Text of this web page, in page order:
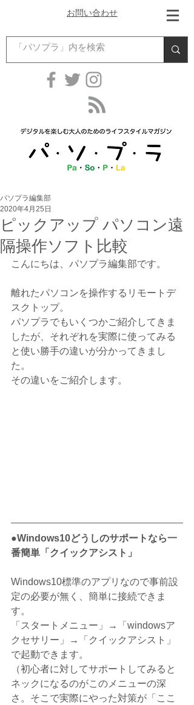
お問い合わせ
ピックアップ パソコン遠
隔操作ソフト比較
パソプラ編集部
2020年4月25日
こんにちは、パソプラ編集部です。
離れたパソコンを操作するリモートデ
スクトップ。
パソプラでもいくつかご紹介してきま
したが、それぞれを実際に使ってみる
と使い勝手の違いが分かってきまし
た。
その違いをご紹介します。
●Windows10どうしのサポートなら一
番簡単「クイックアシスト」
Windows10標準のアプリなので事前設
定の必要が無く、簡単に接続できま
す。
「スタートメニュー」→「windowsア
クセサリー」→「クイックアシスト」
で起動できます。
（初心者に対してサポートしてみると
ネックになるのがこのメニューの深
さ。そこで実際にやった対策が「ここ